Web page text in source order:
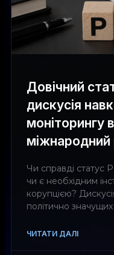
Довічний
дискусія
моніторингу
міжнародний
Чи справді статус
чи є необхідним
корупцією?
політично значущих
ЧИТАТИ ДАЛІ